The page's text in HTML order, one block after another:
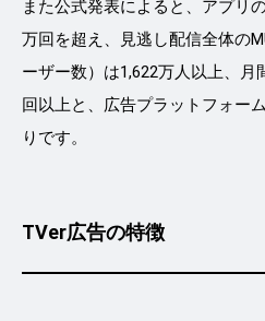
また公式発表によると、アプリ
万回を超え、見逃し配信全体の
ーザー数）は1,622万人以上、月
回以上と、広告プラットフォー
りです。
TVer広告の特徴